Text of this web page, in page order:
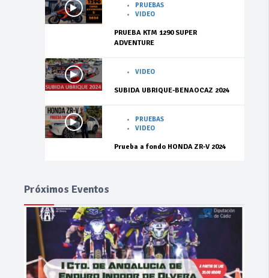
PRUEBAS
VIDEO
PRUEBA KTM 1290 SUPER
ADVENTURE
VIDEO
SUBIDA UBRIQUE-BENAOCAZ 2024
PRUEBAS
VIDEO
Prueba a fondo HONDA ZR-V 2024
Próximos Eventos